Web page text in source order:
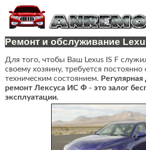
Ремонт и обслуживание
Для того, чтобы Ваш Lexus IS F
своему хозяину, требуется постоянно
техническим состоянием.
ремонт Лексуса ИС Ф - это залог
эксплуатации.